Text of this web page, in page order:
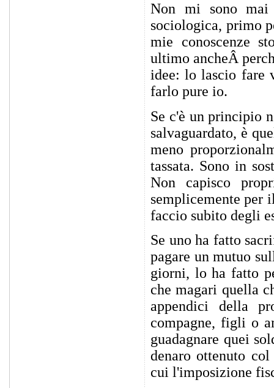
Non mi sono
sociologica, primo
mie conoscenze
ultimo ancheÂ
idee: lo lascio fare
farlo pure io.
Se c'è un principio
salvaguardato, è
meno
tassata. Sono in
Non capisco
semplicemente per
faccio subito degli
Se uno ha fatto
pagare un mutuo
giorni, lo ha fatto
che magari quella
appendici della
compagne, figli o
guadagnare quei
denaro ottenuto
cui l'imposizione